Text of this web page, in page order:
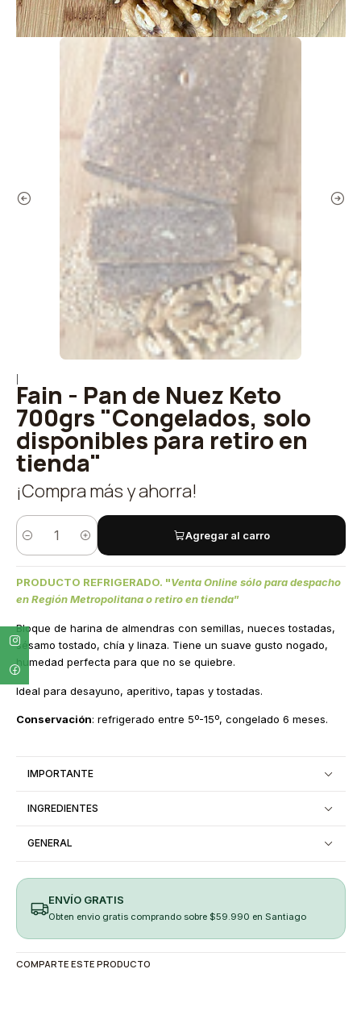
Fain - Pan de Nuez Keto
700grs "Congelados, solo
disponibles para retiro en
tienda"
¡Compra más y ahorra!
Cantidad
Agregar al carro
PRODUCTO REFRIGERADO. "Venta Online sólo para despacho
en Región Metropolitana o retiro en tienda”
Bloque de harina de almendras con semillas, nueces tostadas,
sésamo tostado, chía y linaza. Tiene un suave gusto nogado,
humedad perfecta para que no se quiebre.
Ideal para desayuno, aperitivo, tapas y tostadas.
Conservación: refrigerado entre 5º-15º, congelado 6 meses.
IMPORTANTE
INGREDIENTES
GENERAL
ENVÍO GRATIS
Obten envio gratis comprando sobre $59.990 en Santiago
COMPARTE ESTE PRODUCTO